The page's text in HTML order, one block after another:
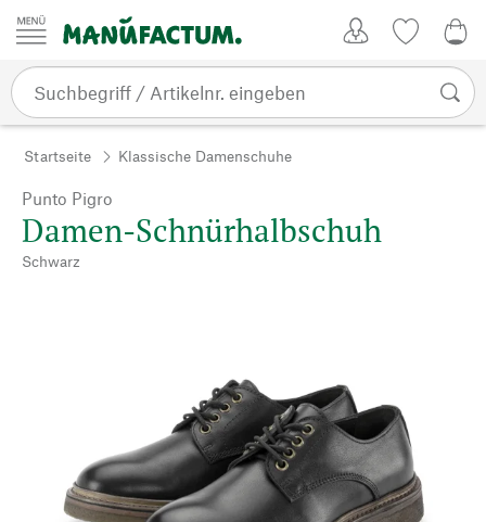
Zum Inhalt springen
Startseite Klassische Damenschuhe
Punto Pigro
Damen-Schnürhalbschuh
Schwarz